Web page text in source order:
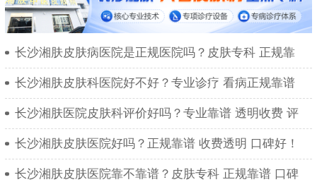
长沙湘肤皮肤病医院是正规医院吗？皮肤专科 正规靠
长沙湘肤皮肤科医院好不好？专业诊疗 看病正规靠谱
长沙湘肤医院皮肤科评价好吗？专业靠谱 透明收费 评
长沙湘肤皮肤医院好吗？正规靠谱 收费透明 口碑好！
长沙湘肤皮肤医院靠不靠谱？皮肤专科 正规靠谱 口碑